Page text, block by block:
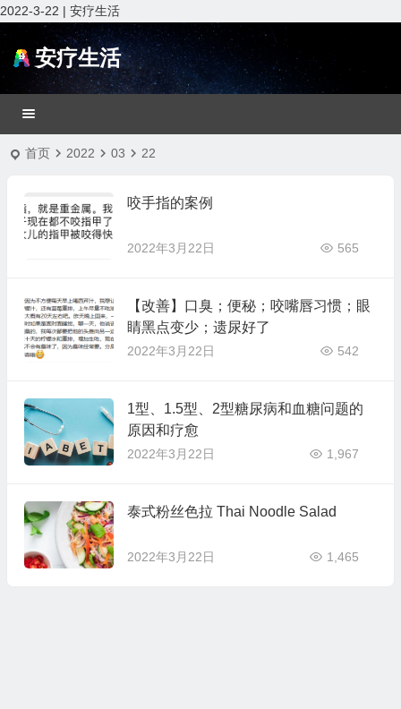
2022-3-22 | 安疗生活
安疗生活
首页 2022 03 22
咬手指的案例
2022年3月22日 565
【改善】口臭；便秘；咬嘴唇习惯；眼
睛黑点变少；遗尿好了
2022年3月22日 542
1型、1.5型、2型糖尿病和血糖问题的
原因和疗愈
2022年3月22日 1,967
泰式粉丝色拉 Thai Noodle Salad
2022年3月22日 1,465